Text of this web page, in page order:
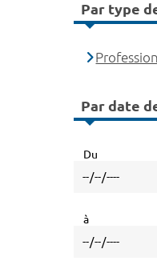
Par type
Par date
Du
à